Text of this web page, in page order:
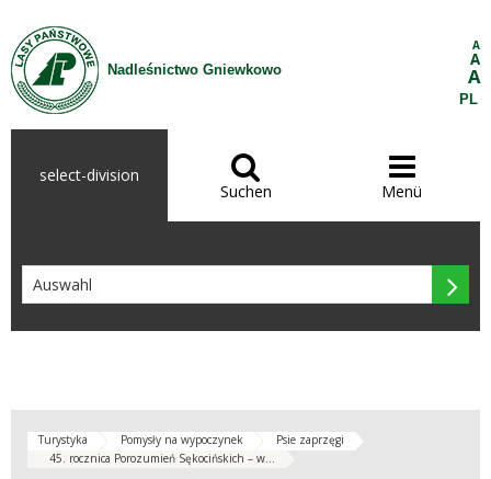
Zum Inhalt wechseln
Nadleśnictwo Gniewkowo
A
A
A
PL
select-division 
Suchen

Menü

Turystyka Pomysły na wypoczynek
Psie zaprzęgi
45. rocznica Porozumień Sękocińskich – w...